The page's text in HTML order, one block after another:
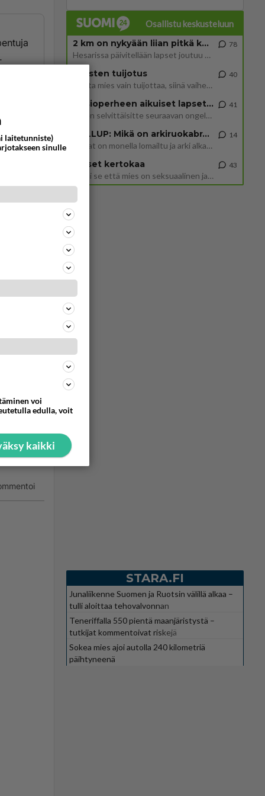
Ei
kun
ja
Osallistu keskusteluun
2 km on nykyään liian pitkä koulumatka
Hesarissa päivitellään lapset joutuu nyt kulkemaan 2 km kouluun jösses. Ruostefillarilla tuo matka menee vaikka miten äk
78
Miesten tuijotus
Mutta mies vain tuijottaa, siinä vaiheessa käännän itse pään pois. Mikä juttu? Yleensä jos joku tuijottaa tai katsoo, hä
40
Uusioperheen aikuiset lapset tyhjentää jääkaapin käydessään
Miten selvittäisitte seuraavan ongelman, meillä on uusioperhe, minulla teini-ikäiset lapset ja puolisolla aikuiset, jotk
41
GALLUP: Mikä on arkiruokabravuurisi?
Lomat on monella lomailtu ja arki alkaa. Se voi tarkoittaa myös sitä, että grillailut on grillattu ja palataan arjen ruo
14
Naiset kertokaa
Miksi se että mies on seksuaalinen ja haluaa seksiä ja te olette hänen mielestänne haluttava on vastenmielistä? Mikä sii
43
STARA.FI
Junaliikenne Suomen ja Ruotsin välillä alkaa –
tulli aloittaa tehovalvonnan
Teneriffalla 550 pientä maanjäristystä –
tutkijat kommentoivat riskejä
Sokea mies ajoi autolla 240 kilometriä
päihtyneenä
laitetunniste)
sinulle
voi
edulla, voit
kaikki